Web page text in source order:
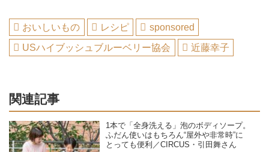
おいしいもの レシピ
sponsored
USハイブッシュブルーベリー協会
近藤幸子
関連記事
1本で「全身洗える」泡のボディソープ。
ふだん使いはもちろん“屋外や非常時”に
とっても便利／CIRCUS・引田舞さん